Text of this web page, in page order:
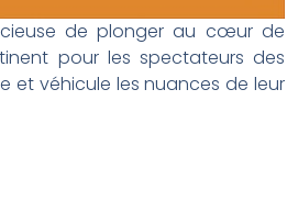
de plonger au cœur de
pour les spectateurs des
et véhicule les nuances de leur